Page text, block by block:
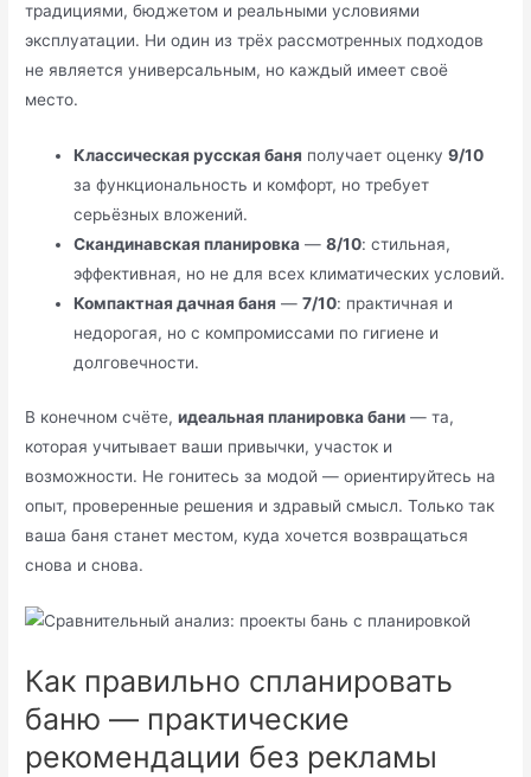
традициями, бюджетом и реальными условиями
эксплуатации. Ни один из трёх рассмотренных подходов
не является универсальным, но каждый имеет своё
место.
Классическая русская баня получает оценку9/10
за функциональность и комфорт, но требует
серьёзных вложений.
Скандинавская планировка —8/10: стильная,
эффективная, но не для всех климатических условий.
Компактная дачная баня —7/10: практичная и
недорогая, но с компромиссами по гигиене и
долговечности.
В конечном счёте,идеальная планировка бани — та,
которая учитывает ваши привычки, участок и
возможности. Не гонитесь за модой — ориентируйтесь на
опыт, проверенные решения и здравый смысл. Только так
ваша баня станет местом, куда хочется возвращаться
снова и снова.
Как правильно спланировать
баню — практические
рекомендации без рекламы